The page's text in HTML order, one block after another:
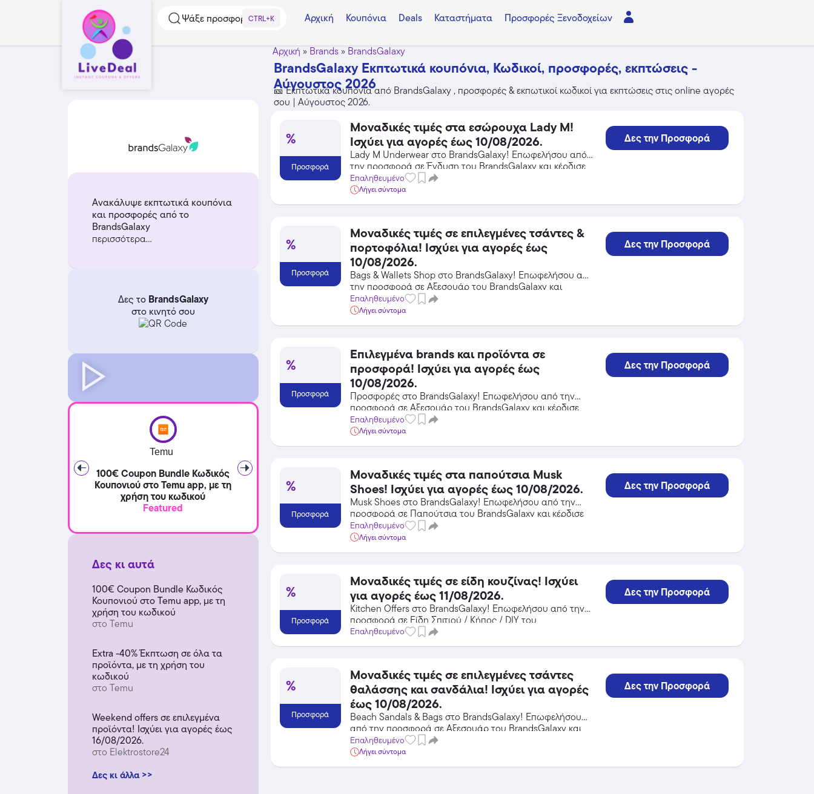
Ψάξε προσφορές...CTRL+K Αρχική Κουπόνια Deals Καταστήματα Προσφορές Ξενοδοχείων
Ανακάλυψε εκπτωτικά κουπόνια
και προσφορές από το
BrandsGalaxy
περισσότερα...
Δες το BrandsGalaxy
στο κινητό σου
Temu
100€ Coupon Bundle Κωδικός
Κουπονιού στο Temu app, με τη
χρήση του κωδικού
Featured
Extra -40% Έκπτωση σε όλα τα
προϊόντα, με τη χρήση του
κωδικού
Featured
Δες κι αυτά
100€ Coupon Bundle Κωδικός
Κουπονιού στο Temu app, με τη
χρήση του κωδικού
στο Temu
Extra -40% Έκπτωση σε όλα τα
προϊόντα, με τη χρήση του
κωδικού
στο Temu
Weekend offers σε επιλεγμένα
προϊόντα! Ισχύει για αγορές έως
16/08/2026.
στο Elektrostore24
Δες κι άλλα >>
Αρχική » Brands» BrandsGalaxy
BrandsGalaxy Εκπτωτικά κουπόνια, Κωδικοί, προσφορές, εκπτώσεις -
Αύγουστος 2026
🎫 Εκπτωτικά κουπόνια από BrandsGalaxy , προσφορές & εκπωτικοί κωδικοί για εκπτώσεις στις online αγορές
σου | Αύγουστος 2026.
%
Προσφορά
Μοναδικές τιμές στα εσώρουχα Lady M!
Ισχύει για αγορές έως 10/08/2026.
Lady M Underwear στο BrandsGalaxy! Επωφελήσου από
την προσφορά σε Ένδυση του BrandsGalaxy και κέρδισε
από τις εκπτώσεις!
Επαληθευμένο
Λήγει σύντομα
Δες την Προσφορά
%
Προσφορά
Μοναδικές τιμές σε επιλεγμένες τσάντες &
πορτοφόλια! Ισχύει για αγορές έως
10/08/2026.
Bags & Wallets Shop στο BrandsGalaxy! Επωφελήσου από
την προσφορά σε Αξεσουάρ του BrandsGalaxy και
κέρδισε από τις εκπτώσεις!
Επαληθευμένο
Λήγει σύντομα
Δες την Προσφορά
%
Προσφορά
Επιλεγμένα brands και προϊόντα σε
προσφορά! Ισχύει για αγορές έως
10/08/2026.
Προσφορές στο BrandsGalaxy! Επωφελήσου από την
προσφορά σε Αξεσουάρ του BrandsGalaxy και κέρδισε
από τις εκπτώσεις!
Επαληθευμένο
Λήγει σύντομα
Δες την Προσφορά
%
Προσφορά
Μοναδικές τιμές στα παπούτσια Musk
Shoes! Ισχύει για αγορές έως 10/08/2026.
Musk Shoes στο BrandsGalaxy! Επωφελήσου από την
προσφορά σε Παπούτσια του BrandsGalaxy και κέρδισε
από τις εκπτώσεις!
Επαληθευμένο
Λήγει σύντομα
Δες την Προσφορά
%
Προσφορά
Μοναδικές τιμές σε είδη κουζίνας! Ισχύει
για αγορές έως 11/08/2026.
Kitchen Offers στο BrandsGalaxy! Επωφελήσου από την
προσφορά σε Είδη Σπιτιού / Κήπος / DIY του
BrandsGalaxy και κέρδισε από τις εκπτώσεις!
Επαληθευμένο
Δες την Προσφορά
%
Προσφορά
Μοναδικές τιμές σε επιλεγμένες τσάντες
θαλάσσης και σανδάλια! Ισχύει για αγορές
έως 10/08/2026.
Beach Sandals & Bags στο BrandsGalaxy! Επωφελήσου
από την προσφορά σε Αξεσουάρ του BrandsGalaxy και
κέρδισε από τις εκπτώσεις!
Επαληθευμένο
Λήγει σύντομα
Δες την Προσφορά